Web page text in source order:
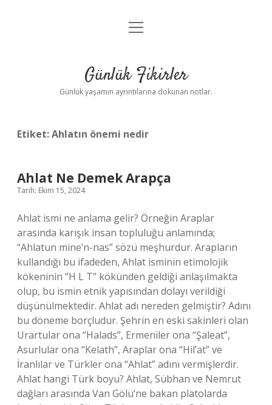
Anasayfa
Yasal Uyarı
menüyü
Günlük Fikirler
Günlük yaşamın ayrıntılarına dokunan notlar.
Etiket:Ahlatın önemi nedir
Ahlat Ne Demek Arapça
Tarih: Ekim 15, 2024
Ahlat ismi ne anlama gelir? Örneğin Araplar
arasında karışık insan topluluğu anlamında;
“Ahlatun mine’n-nas” sözü meşhurdur. Arapların
kullandığı bu ifadeden, Ahlat isminin etimolojik
kökeninin “H L T” kökünden geldiği anlaşılmakta
olup, bu ismin etnik yapısından dolayı verildiği
düşünülmektedir. Ahlat adı nereden gelmiştir? Adını
bu döneme borçludur. Şehrin en eski sakinleri olan
Urartular ona “Halads”, Ermeniler ona “Şaleat”,
Asurlular ona “Kelath”, Araplar ona “Hil’at” ve
İranlılar ve Türkler ona “Ahlat” adını vermişlerdir.
Ahlat hangi Türk boyu? Ahlat, Sübhan ve Nemrut
dağları arasında Van Gölü’ne bakan platolarda